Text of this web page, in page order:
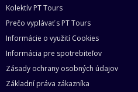
Kolektív PT Tours
Prečo vyplávať s PT Tours
Informácie o využití Cookies
Informácia pre spotrebiteľov
Zásady ochrany osobných údajov
Základní práva zákazníka